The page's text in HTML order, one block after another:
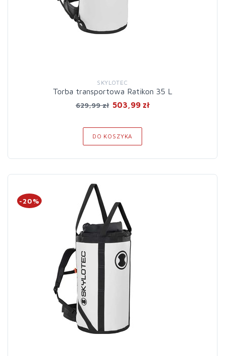
SKYLOTEC
Torba transportowa Ratikon 35 L
629,99 zł 503,99 zł
DO KOSZYKA
-20%